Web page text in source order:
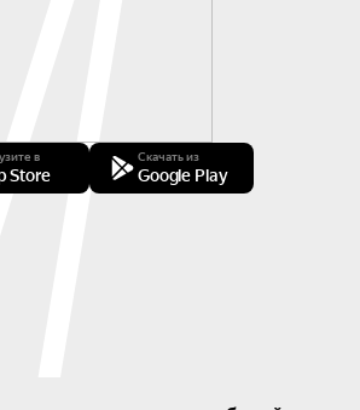
в
Store
Скачать из
Google Play